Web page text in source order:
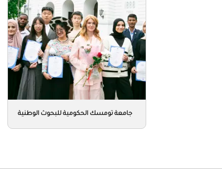
جامعة تومسك الحكومية للبحوث الوطنية